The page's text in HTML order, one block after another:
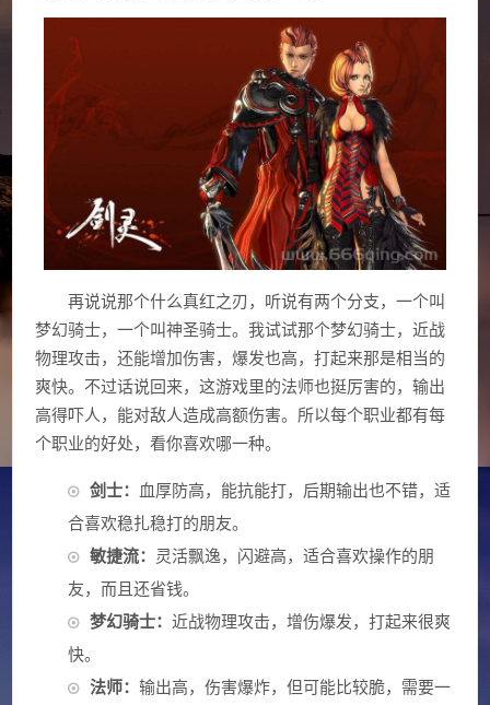
再说说那个什么真红之刃，听说有两个分支，一个叫
梦幻骑士，一个叫神圣骑士。我试试那个梦幻骑士，近战
物理攻击，还能增加伤害，爆发也高，打起来那是相当的
爽快。不过话说回来，这游戏里的法师也挺厉害的，输出
高得吓人，能对敌人造成高额伤害。所以每个职业都有每
个职业的好处，看你喜欢哪一种。
剑士： 血厚防高，能抗能打，后期输出也不错，适
合喜欢稳扎稳打的朋友。
敏捷流： 灵活飘逸，闪避高，适合喜欢操作的朋
友，而且还省钱。
梦幻骑士：近战物理攻击，增伤爆发，打起来很爽
快。
法师：输出高，伤害爆炸，但可能比较脆，需要一